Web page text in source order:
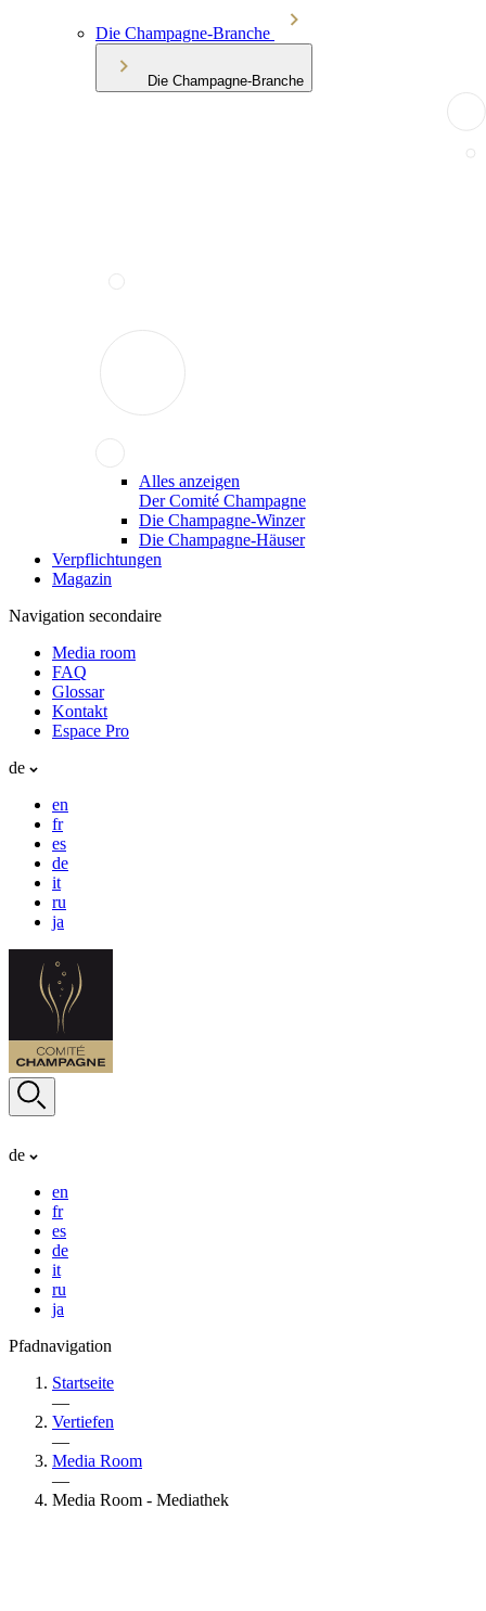
Die Champagne-Branche
Die Champagne-Branche
Alles anzeigen
Der Comité Champagne
Die Champagne-Winzer
Die Champagne-Häuser
Verpflichtungen
Magazin
Navigation secondaire
Media room
FAQ
Glossar
Kontakt
Espace Pro
de
en
fr
es
de
it
ru
ja
de
en
fr
es
de
it
ru
ja
Pfadnavigation
Startseite
—
Vertiefen
—
Media Room
—
Media Room - Mediathek